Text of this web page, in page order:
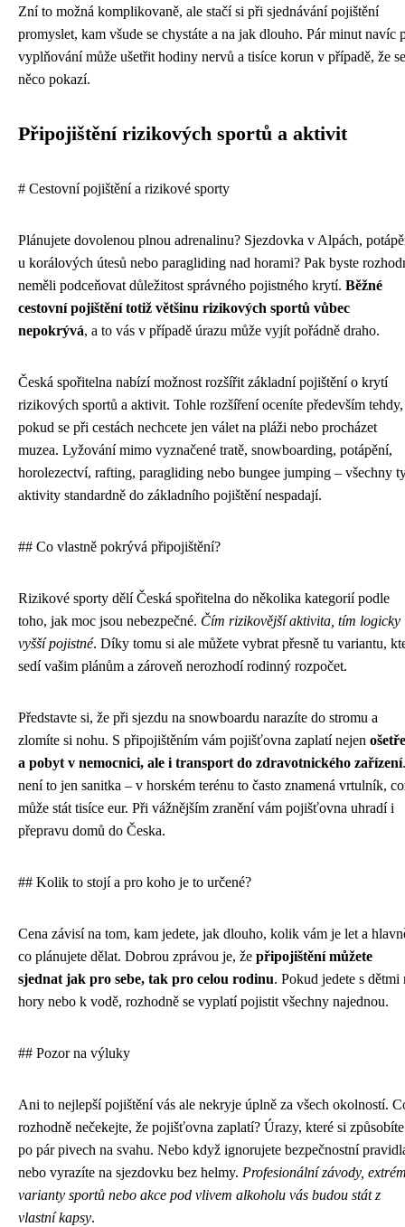
Zní to možná komplikovaně, ale stačí si při sjednávání pojištění
promyslet, kam všude se chystáte a na jak dlouho. Pár minut navíc
vyplňování může ušetřit hodiny nervů a tisíce korun v případě, že se
něco pokazí.
Připojištění rizikových sportů a aktivit
# Cestovní pojištění a rizikové sporty
Plánujete dovolenou plnou adrenalinu? Sjezdovka v Alpách,
u korálových útesů nebo paragliding nad horami? Pak byste
neměli podceňovat důležitost správného pojistného krytí. Běžné
cestovní pojištění totiž většinu rizikových sportů vůbec
nepokrývá, a to vás v případě úrazu může vyjít pořádně draho.
Česká spořitelna nabízí možnost rozšířit základní pojištění o krytí
rizikových sportů a aktivit. Tohle rozšíření oceníte především tehdy,
pokud se při cestách nechcete jen válet na pláži nebo procházet
muzea. Lyžování mimo vyznačené tratě, snowboarding, potápění,
horolezectví, rafting, paragliding nebo bungee jumping – všechny
aktivity standardně do základního pojištění nespadají.
## Co vlastně pokrývá připojištění?
Rizikové sporty dělí Česká spořitelna do několika kategorií podle
toho, jak moc jsou nebezpečné. Čím rizikovější aktivita, tím logicky
vyšší pojistné. Díky tomu si ale můžete vybrat přesně tu variantu,
sedí vašim plánům a zároveň nerozhodí rodinný rozpočet.
Představte si, že při sjezdu na snowboardu narazíte do stromu a
zlomíte si nohu. S připojištěním vám pojišťovna zaplatí nejen
a pobyt v nemocnici, ale i transport do zdravotnického zařízení
není to jen sanitka – v horském terénu to často znamená vrtulník,
může stát tisíce eur. Při vážnějším zranění vám pojišťovna uhradí i
přepravu domů do Česka.
## Kolik to stojí a pro koho je to určené?
Cena závisí na tom, kam jedete, jak dlouho, kolik vám je let a
co plánujete dělat. Dobrou zprávou je, že připojištění můžete
sjednat jak pro sebe, tak pro celou rodinu. Pokud jedete s dětmi
hory nebo k vodě, rozhodně se vyplatí pojistit všechny najednou.
## Pozor na výluky
Ani to nejlepší pojištění vás ale nekryje úplně za všech okolností.
rozhodně nečekejte, že pojišťovna zaplatí? Úrazy, které si způsobíte
po pár pivech na svahu. Nebo když ignorujete bezpečnostní
nebo vyrazíte na sjezdovku bez helmy. Profesionální závody,
varianty sportů nebo akce pod vlivem alkoholu vás budou stát z
vlastní kapsy.